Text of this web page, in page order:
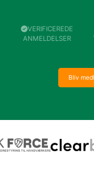
VERIFICEREDE
ANMELDELSER
Bliv